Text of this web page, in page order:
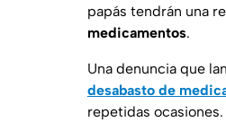
papás tendrán una
medicamentos.
Una denuncia que
desabasto de
repetidas ocasiones.